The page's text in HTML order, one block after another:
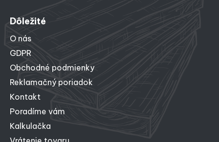
Dôležité
O nás
GDPR
Obchodné podmienky
Reklamačný poriadok
Kontakt
Poradíme vám
Kalkulačka